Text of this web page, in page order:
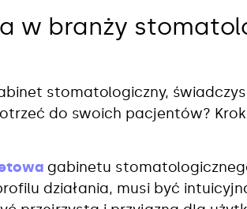
w branży
stomatologiczny,
do swoich pacjentów?
gabinetu
działania, musi być